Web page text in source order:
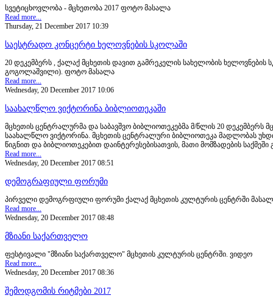
სვეტიცხოვლობა - მცხეთობა 2017 ფოტო მასალა
Read more...
Thursday, 21 December 2017 10:39
საესტრადო კონცერტი ხელოვნების სკოლაში
20 დეკემბერს , ქალაქ მცხეთის დავით გამრეკელის სახელობის
გოგოლაშვილი). ფოტო მასალა
Read more...
Wednesday, 20 December 2017 10:06
საახალწლო ვიქტორინა ბიბლიოთეკაში
მცხეთის ცენტრალურმა და საბავშვო ბიბლიოთეკებმა მ/წლის 20 დეკემბერს
საახალწლო ვიქტორინა. მცხეთის ცენტრალური ბიბლიოთეკა მადლობას
წიგნით და ბიბლიოთეკებით დაინტერესებისათვის, მათი მომზადების
Read more...
Wednesday, 20 December 2017 08:51
დემოგრაფიული ფორუმი
პირველი დემოგრფიული ფორუმი ქალაქ მცხეთის კულტურის ცენტრში
Read more...
Wednesday, 20 December 2017 08:48
მზიანი საქართველო
ფესტივალი "მზიანი საქართველო" მცხეთის კულტურის ცენტრში. ვიდეო
Read more...
Wednesday, 20 December 2017 08:36
შემოდგომის რიტმები 2017